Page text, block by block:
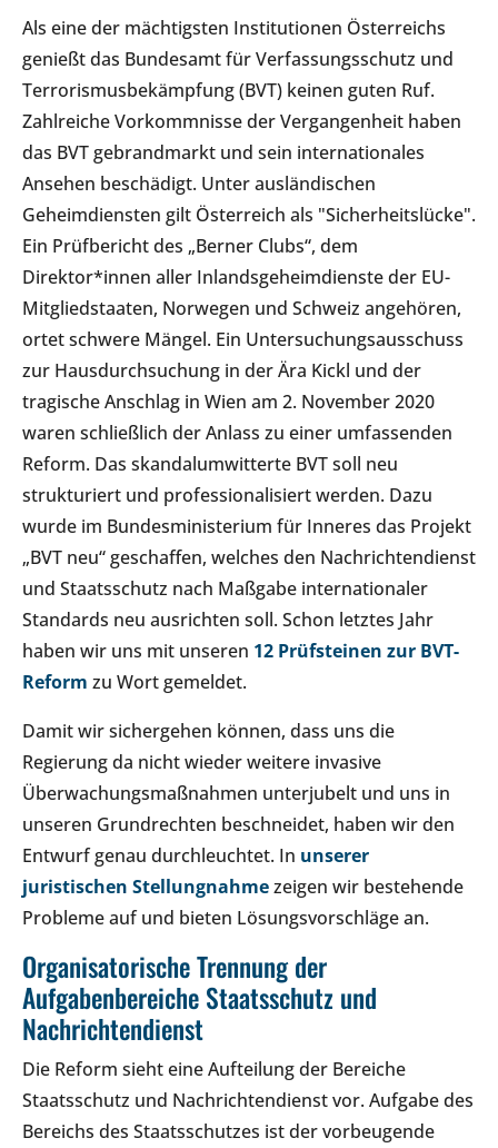
Als eine der mächtigsten Institutionen Österreichs
genießt das Bundesamt für Verfassungsschutz und
Terrorismusbekämpfung (BVT) keinen guten Ruf.
Zahlreiche Vorkommnisse der Vergangenheit haben
das BVT gebrandmarkt und sein internationales
Ansehen beschädigt. Unter ausländischen
Geheimdiensten gilt Österreich als "Sicherheitslücke".
Ein Prüfbericht des „Berner Clubs“, dem
Direktor*innen aller Inlandsgeheimdienste der EU-
Mitgliedstaaten, Norwegen und Schweiz angehören,
ortet schwere Mängel. Ein Untersuchungsausschuss
zur Hausdurchsuchung in der Ära Kickl und der
tragische Anschlag in Wien am 2. November 2020
waren schließlich der Anlass zu einer umfassenden
Reform. Das skandalumwitterte BVT soll neu
strukturiert und professionalisiert werden. Dazu
wurde im Bundesministerium für Inneres das Projekt
„BVT neu“ geschaffen, welches den Nachrichtendienst
und Staatsschutz nach Maßgabe internationaler
Standards neu ausrichten soll. Schon letztes Jahr
haben wir uns mit unseren 12 Prüfsteinen zur BVT-
Reform zu Wort gemeldet.
Damit wir sichergehen können, dass uns die
Regierung da nicht wieder weitere invasive
Überwachungsmaßnahmen unterjubelt und uns in
unseren Grundrechten beschneidet, haben wir den
Entwurf genau durchleuchtet. In unserer
juristischen Stellungnahmezeigen wir bestehende
Probleme auf und bieten Lösungsvorschläge an.
Organisatorische Trennung der
Aufgabenbereiche Staatsschutz und
Nachrichtendienst
Die Reform sieht eine Aufteilung der Bereiche
Staatsschutz und Nachrichtendienst vor. Aufgabe des
Bereichs des Staatsschutzes ist der vorbeugende